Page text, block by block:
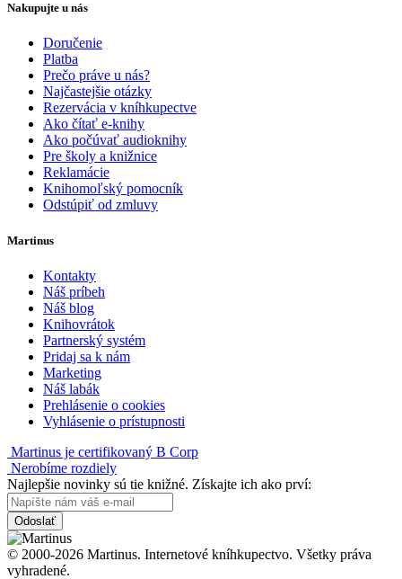
Nakupujte u nás
Doručenie
Platba
Prečo práve u nás?
Najčastejšie otázky
Rezervácia v kníhkupectve
Ako čítať e-knihy
Ako počúvať audioknihy
Pre školy a knižnice
Reklamácie
Knihomoľský pomocník
Odstúpiť od zmluvy
Martinus
Kontakty
Náš príbeh
Náš blog
Knihovrátok
Partnerský systém
Pridaj sa k nám
Marketing
Náš labák
Prehlásenie o cookies
Vyhlásenie o prístupnosti
Martinus je certifikovaný B Corp
Nerobíme rozdiely
Najlepšie novinky sú tie knižné. Získajte ich ako prví:
Odoslať
© 2000-2026 Martinus. Internetové kníhkupectvo. Všetky práva
vyhradené.